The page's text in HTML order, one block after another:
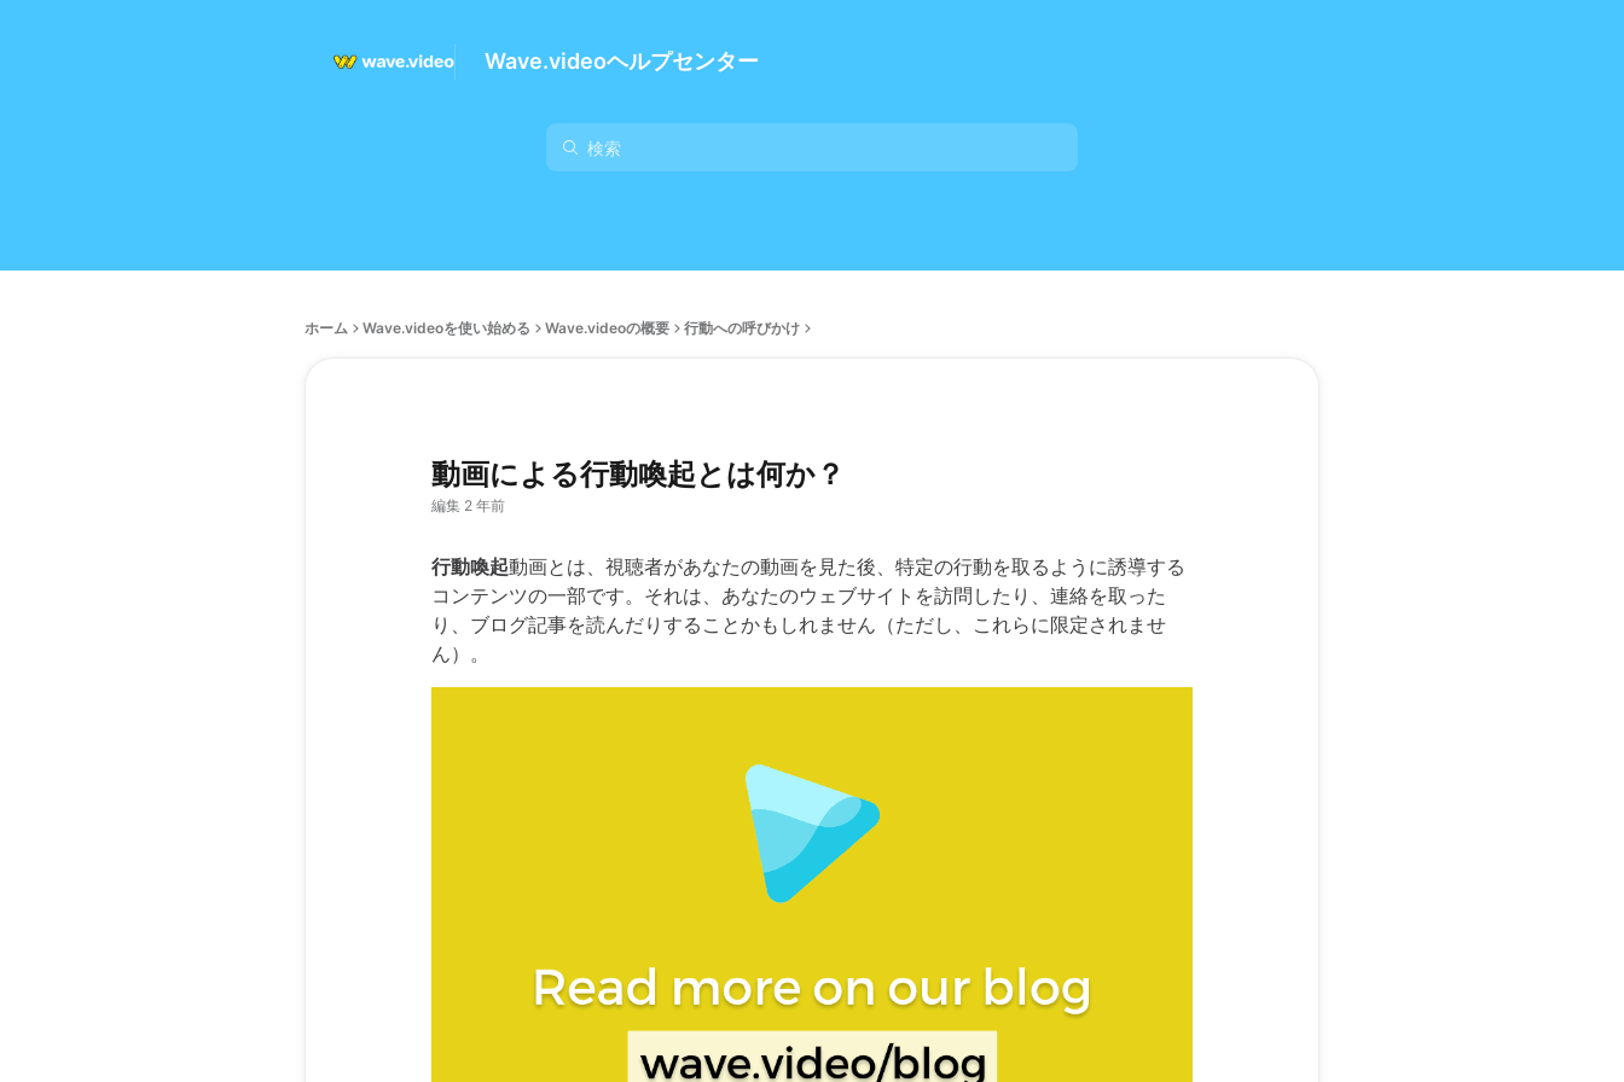
Wave.videoヘルプセンター
ホーム Wave.videoを使い始める Wave.videoの概要 行動への呼びかけ
動画による行動喚起とは何か？
編集 2 年前
行動喚起動画とは、視聴者があなたの動画を見た後、特定の行動を取るように誘導する
コンテンツの一部です。それは、あなたのウェブサイトを訪問したり、連絡を取った
り、ブログ記事を読んだりすることかもしれません（ただし、これらに限定されませ
ん）。